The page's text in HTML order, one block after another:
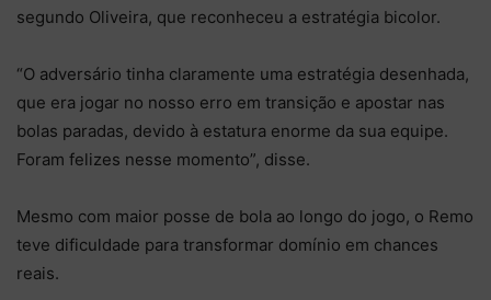
segundo Oliveira, que reconheceu a estratégia bicolor.
“O adversário tinha claramente uma estratégia desenhada,
que era jogar no nosso erro em transição e apostar nas
bolas paradas, devido à estatura enorme da sua equipe.
Foram felizes nesse momento”, disse.
Mesmo com maior posse de bola ao longo do jogo, o Remo
teve dificuldade para transformar domínio em chances
reais.